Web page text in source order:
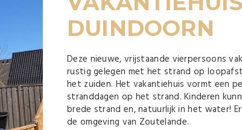
DUINDOORN
Deze nieuwe, vrijstaande vierpersoons
rustig gelegen met het strand op
het zuiden. Het vakantiehuis vormt een
stranddagen op het strand. Kinderen
brede strand en, natuurlijk in het water!
de omgeving van Zoutelande.